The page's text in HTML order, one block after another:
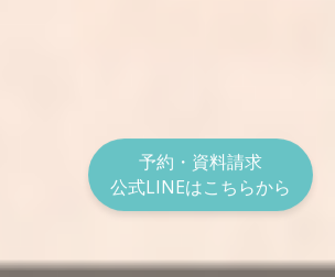
予約・資料請求
公式LINEはこちらから